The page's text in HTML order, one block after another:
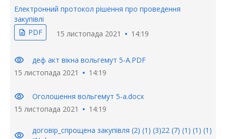
Електронний протокол рішення про проведення
закупівлі
description PDF 15 листопада 2021 14:19
visibility
деф акт вікна вольгемут 5-А.PDF
15 листопада 2021
14:19
visibility
Оголошення вольгемут 5-а.docx
15 листопада 2021
14:19
visibility
договір_спрощена закупівля (2) (1) (3)22 (7) (1) (1) (1)